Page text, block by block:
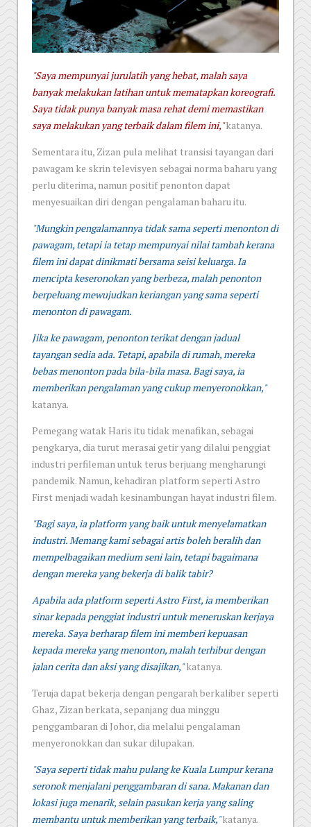
"Saya mempunyai jurulatih yang hebat, malah saya
banyak melakukan latihan untuk mematapkan koreografi.
Saya tidak punya banyak masa rehat demi memastikan
saya melakukan yang terbaik dalam filem ini,"katanya.
Sementara itu, Zizan pula melihat transisi tayangan dari
pawagam ke skrin televisyen sebagai norma baharu yang
perlu diterima, namun positif penonton dapat
menyesuaikan diri dengan pengalaman baharu itu.
"Mungkin pengalamannya tidak sama seperti menonton di
pawagam, tetapi ia tetap mempunyai nilai tambah kerana
filem ini dapat dinikmati bersama seisi keluarga. Ia
mencipta keseronokan yang berbeza, malah penonton
berpeluang mewujudkan keriangan yang sama seperti
menonton di pawagam.
Jika ke pawagam, penonton terikat dengan jadual
tayangan sedia ada. Tetapi, apabila di rumah, mereka
bebas menonton pada bila-bila masa. Bagi saya, ia
memberikan pengalaman yang cukup menyeronokkan,"
katanya.
Pemegang watak Haris itu tidak menafikan, sebagai
pengkarya, dia turut merasai getir yang dilalui penggiat
industri perfileman untuk terus berjuang mengharungi
pandemik. Namun, kehadiran platform seperti Astro
First menjadi wadah kesinambungan hayat industri filem.
"Bagi saya, ia platform yang baik untuk menyelamatkan
industri. Memang kami sebagai artis boleh beralih dan
mempelbagaikan medium seni lain, tetapi bagaimana
dengan mereka yang bekerja di balik tabir?
Apabila ada platform seperti Astro First, ia memberikan
sinar kepada penggiat industri untuk meneruskan kerjaya
mereka. Saya berharap filem ini memberi kepuasan
kepada mereka yang menonton, malah terhibur dengan
jalan cerita dan aksi yang disajikan,"katanya.
Teruja dapat bekerja dengan pengarah berkaliber seperti
Ghaz, Zizan berkata, sepanjang dua minggu
penggambaran di Johor, dia melalui pengalaman
menyeronokkan dan sukar dilupakan.
"Saya seperti tidak mahu pulang ke Kuala Lumpur kerana
seronok menjalani penggambaran di sana. Makanan dan
lokasi juga menarik, selain pasukan kerja yang saling
membantu untuk memberikan yang terbaik,"katanya.